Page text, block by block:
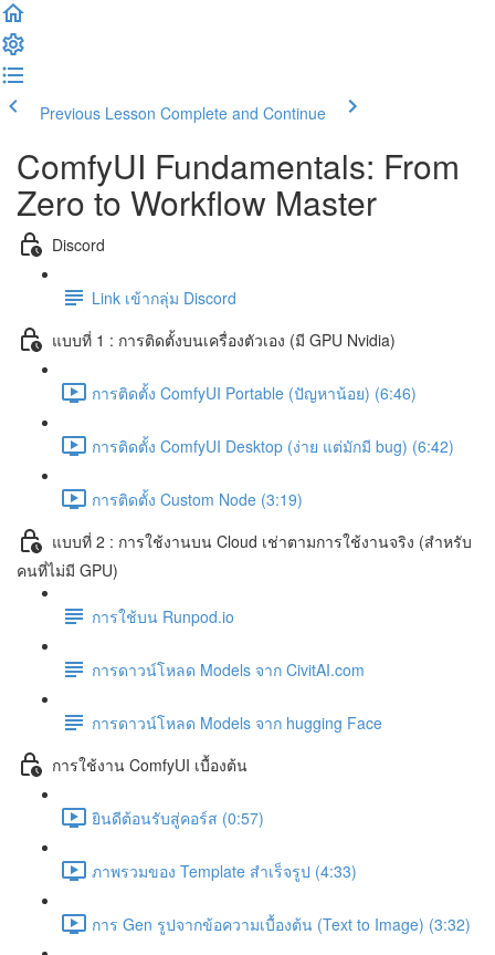
Previous Lesson Complete and Continue
ComfyUI Fundamentals: From
Zero to Workflow Master
Discord
Link เข้ากลุ่ม Discord
แบบที่ 1 : การติดตั้งบนเครื่องตัวเอง (มี GPU Nvidia)
การติดตั้ง ComfyUI Portable (ปัญหาน้อย) (6:46)
การติดตั้ง ComfyUI Desktop (ง่าย แต่มักมี bug) (6:42)
การติดตั้ง Custom Node (3:19)
แบบที่ 2 : การใช้งานบน Cloud เช่าตามการใช้งานจริง (สำหรับ
คนที่ไม่มี GPU)
การใช้บน Runpod.io
การดาวน์โหลด Models จาก CivitAI.com
การดาวน์โหลด Models จาก hugging Face
การใช้งาน ComfyUI เบื้องต้น
ยินดีต้อนรับสู่คอร์ส (0:57)
ภาพรวมของ Template สำเร็จรูป (4:33)
การ Gen รูปจากข้อความเบื้องต้น (Text to Image) (3:32)